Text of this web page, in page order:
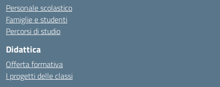
Personale scolastico
Famiglie e studenti
Percorsi di studio
Didattica
Offerta formativa
I progetti delle classi